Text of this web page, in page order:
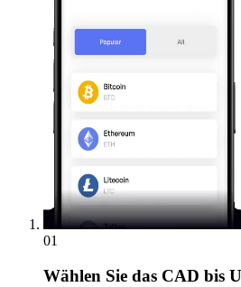
01
Wählen Sie das CAD bis